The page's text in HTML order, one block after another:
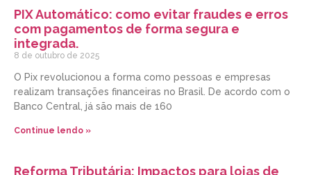
PIX Automático: como evitar fraudes e erros
com pagamentos de forma segura e
integrada.
8 de outubro de 2025
O Pix revolucionou a forma como pessoas e empresas
realizam transações financeiras no Brasil. De acordo com o
Banco Central, já são mais de 160
Continue lendo »
Reforma Tributária: Impactos para lojas de